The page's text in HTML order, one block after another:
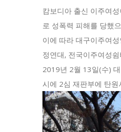
캄보디아 출신 이주여
로 성폭력 피해를 당했
이에 따라 대구이주여
정연대, 전국이주여성
2019년 2월 13일(수)
시에 2심 재판부에 탄원